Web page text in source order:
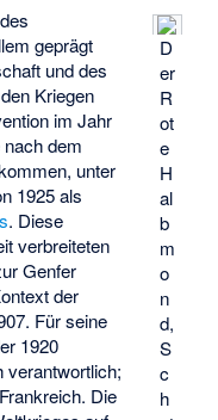
D
er
R
ot
e
H
al
b
m
o
n
d,
S
c
h
geprägt
und des
Kriegen
im Jahr
dem
unter
1925 als
. Diese
verbreiteten
Genfer
der
Für seine
1920
verantwortlich;
Die